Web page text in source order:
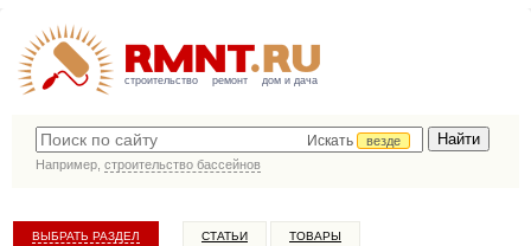
строительство ремонт дом и дача
Искать
везде
Например, строительство бассейнов
ВЫБРАТЬ РАЗДЕЛ СТАТЬИ ТОВАРЫ